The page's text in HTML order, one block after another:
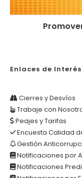
Enlaces de Interés
Cierres y Desvíos
Trabaje con
Peajes y Tarifas
Encuesta Calidad
Gestión
Notificaciones por
Notificaciones